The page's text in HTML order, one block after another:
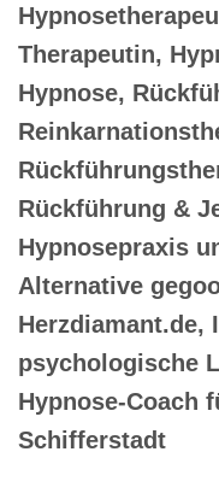
Therapeutin,
Hypnose,
Rückführung &
Hypnosepraxis
Alternative
Herzdiamant.de,
psychologische
Hypnose-Coach
Schifferstadt